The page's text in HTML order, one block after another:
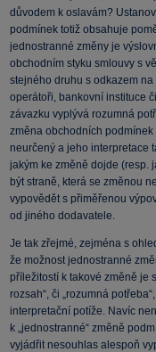
důvodem k oslavám?
podmínek totiž obsahuje
jednostranné změny je
obchodním styku smlouvy s
stejného druhu s odkazem
operátoři, bankovní instituce
závazku vyplývá rozumná
změna obchodních podmínek
neurčený a jeho interpretace
jakým ke změně dojde (resp.
být straně, která se změnou
vypovědět s přiměřenou
od jiného dodavatele.
Je tak zřejmé, zejména s
že možnost jednostranné
příležitostí k takové změně je
rozsah“, či „rozumná
interpretační potíže. Navíc
k „jednostranné“ změně
vyjádřit nesouhlas alespoň